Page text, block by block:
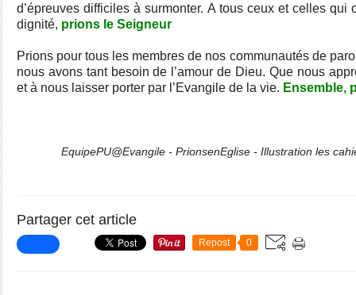
d’épreuves difficiles à surmonter. A tous ceux et celles qui
dignité, prions le Seigneur
Prions pour tous les membres de nos communautés de
nous avons tant besoin de l’amour de Dieu. Que nous
et à nous laisser porter par l’Evangile de la vie. Ensemble,
EquipePU@Evangile - PrionsenEglise - Illustration les
Partager cet article
Repost 0